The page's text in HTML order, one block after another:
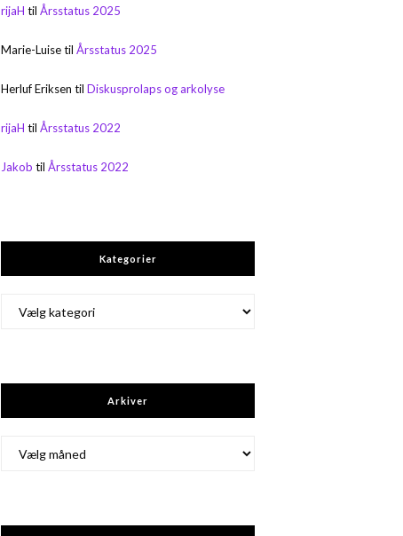
rijaH tilÅrsstatus 2025
Marie-LuisetilÅrsstatus 2025
Herluf Eriksen tilDiskusprolaps og arkolyse
rijaH tilÅrsstatus 2022
Jakob tilÅrsstatus 2022
Kategorier
Arkiver